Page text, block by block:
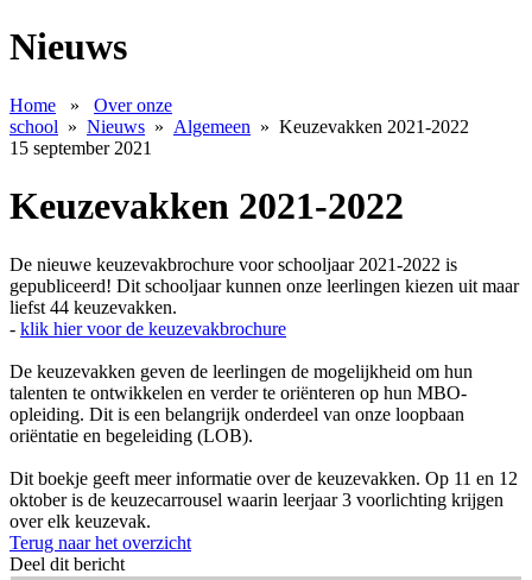
Nieuws
Home » Over onze
school » Nieuws » Algemeen » Keuzevakken 2021-2022
15 september 2021
Keuzevakken 2021-2022
De nieuwe keuzevakbrochure voor schooljaar 2021-2022 is
gepubliceerd! Dit schooljaar kunnen onze leerlingen kiezen uit maar
liefst 44 keuzevakken.
- klik hier voor de keuzevakbrochure
De keuzevakken geven de leerlingen de mogelijkheid om hun
talenten te ontwikkelen en verder te oriënteren op hun MBO-
opleiding. Dit is een belangrijk onderdeel van onze loopbaan
oriëntatie en begeleiding (LOB).
Dit boekje geeft meer informatie over de keuzevakken. Op 11 en 12
oktober is de keuzecarrousel waarin leerjaar 3 voorlichting krijgen
over elk keuzevak.
Terug naar het overzicht
Deel dit bericht